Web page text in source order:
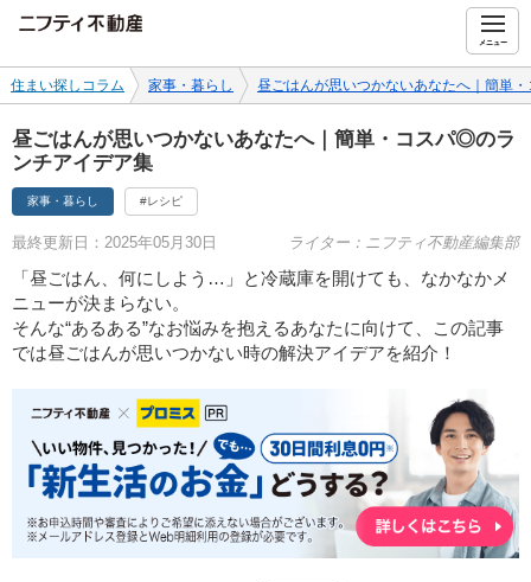
メニュー
住まい探しコラム 家事・暮らし 昼ごはんが思いつかないあなたへ｜簡単
昼ごはんが思いつかないあなたへ｜簡単・コスパ◎のラ
ンチアイデア集
家事・暮らし #レシピ
最終更新日：2025年05月30日 ライター：ニフティ不動産編集部
「昼ごはん、何にしよう…」と冷蔵庫を開けても、なかなかメ
ニューが決まらない。
そんな“あるある”なお悩みを抱えるあなたに向けて、この記事
では昼ごはんが思いつかない時の解決アイデアを紹介！